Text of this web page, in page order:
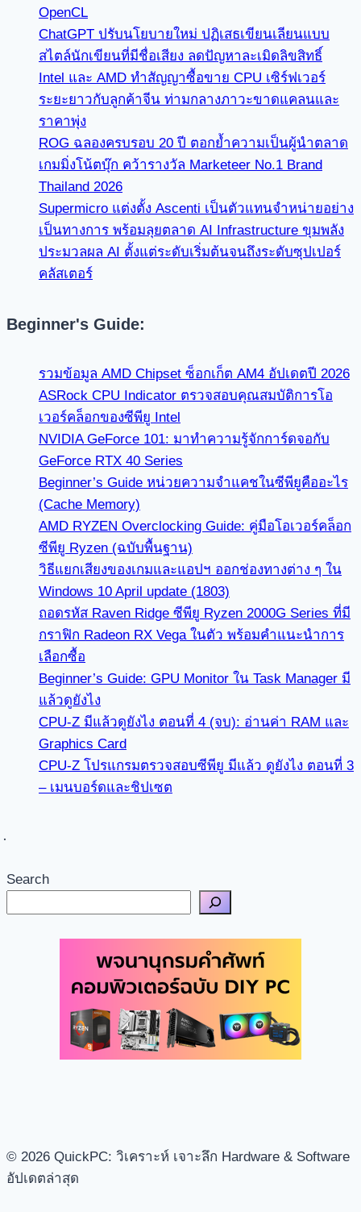
OpenCL
ChatGPT ปรับนโยบายใหม่ ปฏิเสธเขียนเลียนแบบ
สไตล์นักเขียนที่มีชื่อเสียง ลดปัญหาละเมิดลิขสิทธิ์
Intel และ AMD ทำสัญญาซื้อขาย CPU เซิร์ฟเวอร์
ระยะยาวกับลูกค้าจีน ท่ามกลางภาวะขาดแคลนและ
ราคาพุ่ง
ROG ฉลองครบรอบ 20 ปี ตอกย้ำความเป็นผู้นำตลาด
เกมมิ่งโน้ตบุ๊ก คว้ารางวัล Marketeer No.1 Brand
Thailand 2026
Supermicro แต่งตั้ง Ascenti เป็นตัวแทนจำหน่ายอย่าง
เป็นทางการ พร้อมลุยตลาด AI Infrastructure ขุมพลัง
ประมวลผล AI ตั้งแต่ระดับเริ่มต้นจนถึงระดับซุปเปอร์
คลัสเตอร์
Beginner's Guide:
รวมข้อมูล AMD Chipset ซ็อกเก็ต AM4 อัปเดตปี 2026
ASRock CPU Indicator ตรวจสอบคุณสมบัติการโอ
เวอร์คล็อกของซีพียู Intel
NVIDIA GeForce 101: มาทำความรู้จักการ์ดจอกับ
GeForce RTX 40 Series
Beginner’s Guide หน่วยความจำแคชในซีพียูคืออะไร
(Cache Memory)
AMD RYZEN Overclocking Guide: คู่มือโอเวอร์คล็อก
ซีพียู Ryzen (ฉบับพื้นฐาน)
วิธีแยกเสียงของเกมและแอปฯ ออกช่องทางต่าง ๆ ใน
Windows 10 April update (1803)
ถอดรหัส Raven Ridge ซีพียู Ryzen 2000G Series ที่มี
กราฟิก Radeon RX Vega ในตัว พร้อมคำแนะนำการ
เลือกซื้อ
Beginner’s Guide: GPU Monitor ใน Task Manager มี
แล้วดูยังไง
CPU-Z มีแล้วดูยังไง ตอนที่ 4 (จบ): อ่านค่า RAM และ
Graphics Card
CPU-Z โปรแกรมตรวจสอบซีพียู มีแล้ว ดูยังไง ตอนที่ 3
– เมนบอร์ดและชิปเซต
Search
© 2026 QuickPC: วิเคราะห์ เจาะลึก Hardware & Software
อัปเดตล่าสุด